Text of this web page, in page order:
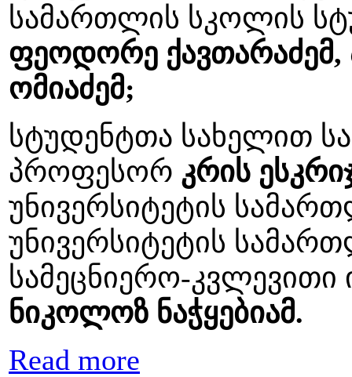
სამართლის სკოლის
ფეოდორე ქავთარაძემ,
ომიაძემ;
სტუდენტთა სახელით
პროფესორ კრის
უნივერსიტეტის
უნივერსიტეტის
სამეცნიერო-კვლევითი
ნიკოლოზ ნაჭყებიამ.
Read more